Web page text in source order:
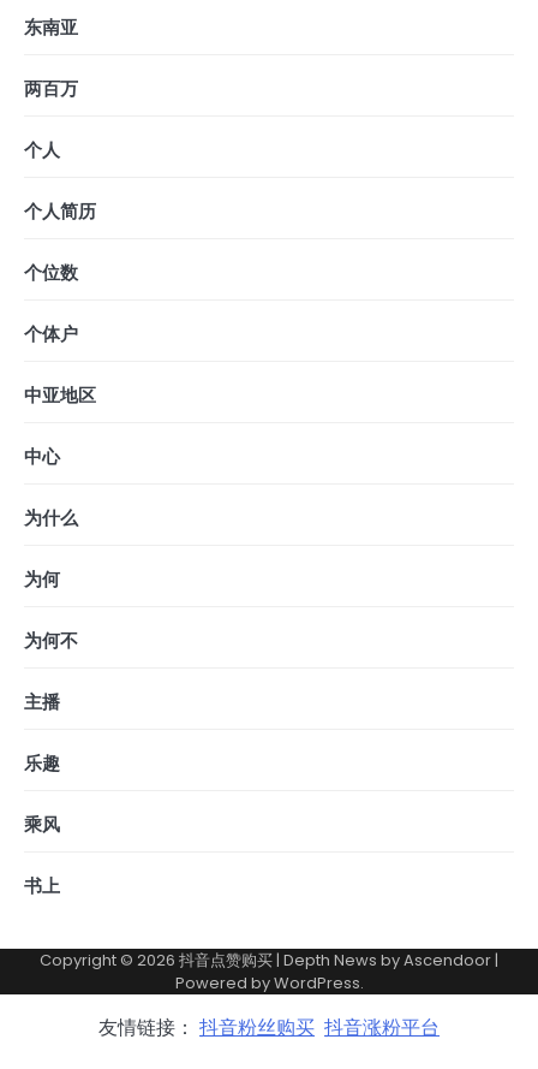
东南亚
两百万
个人
个人简历
个位数
个体户
中亚地区
中心
为什么
为何
为何不
主播
乐趣
乘风
书上
Copyright © 2026 抖音点赞购买| Depth News byAscendoor|
Powered byWordPress.
友情链接： 抖音粉丝购买 抖音涨粉平台